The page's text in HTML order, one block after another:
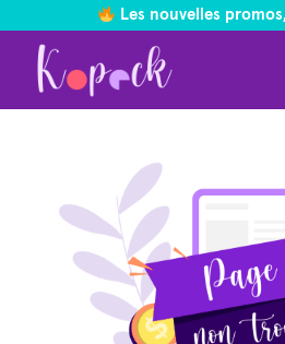
Les nouvelles